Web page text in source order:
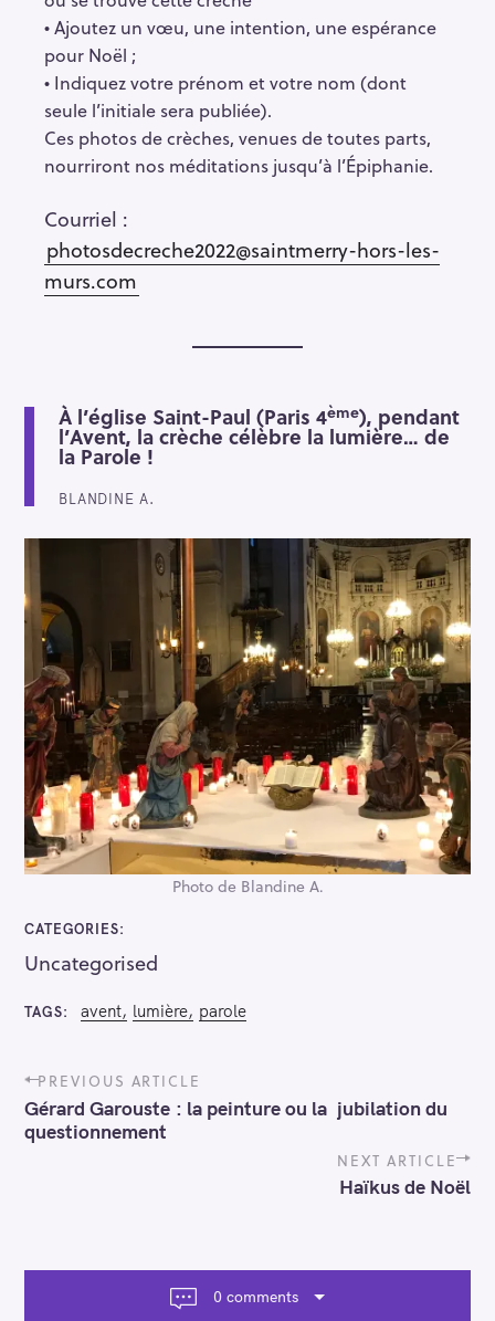
• Ajoutez un vœu, une intention, une espérance
pour Noël ;
• Indiquez votre prénom et votre nom (dont
seule l’initiale sera publiée).
Ces photos de crèches, venues de toutes parts,
nourriront nos méditations jusqu’à l’Épiphanie.
Courriel :
photosdecreche2022@saintmerry-hors-les-
murs.com
À l’église Saint-Paul (Paris 4ème), pendant
l’Avent, la crèche célèbre la lumière… de
la Parole !
BLANDINE A.
Photo de Blandine A.
CATEGORIES
Uncategorised
TAGS avent lumière parole
P
o
s
t
a
PREVIOUS ARTICLE
Gérard Garouste : la peinture ou la jubilation du
questionnement
NEXT ARTICLE
Haïkus de Noël
0 comments
S
e
a
o
r
: